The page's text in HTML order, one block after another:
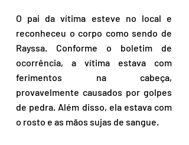
O pai da vítima esteve no local e
reconheceu o corpo como sendo de
Rayssa. Conforme o boletim de
ocorrência, a vítima estava com
ferimentos na cabeça,
provavelmente causados por golpes
de pedra. Além disso, ela estava com
o rosto e as mãos sujas de sangue.